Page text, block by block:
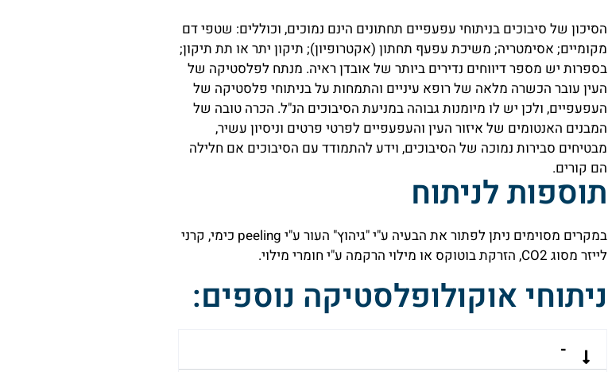
הסיכון של סיבוכים בניתוחי עפעפיים תחתונים הינם נמוכים, וכוללים: שטפי דם
מקומיים; אסימטריה; משיכת עפעף תחתון (אקטרופיון); תיקון יתר או תת תיקון;
בספרות יש מספר דיווחים נדירים ביותר של אובדן ראיה. מנתח לפלסטיקה של
העין עובר הכשרה מלאה של רופא עיניים והתמחות על בניתוחי פלסטיקה של
העפעפיים, ולכן יש לו מיומנות גבוהה במניעת הסיבוכים הנ"ל. הכרה טובה של
המבנים האנטומים של איזור העין והעפעפיים לפרטי פרטים וניסיון עשיר,
מבטיחים סבירות נמוכה של הסיבוכים, וידע להתמודד עם הסיבוכים אם חלילה
הם קורים.
תוספות לניתוח
במקרים מסוימים ניתן לפתור את הבעיה ע"י "גיהוץ" העור ע"י peeling כימי, קרני
לייזר מסוג CO2, הזרקת בוטוקס או מילוי הרקמה ע"י חומרי מילוי.
ניתוחי אוקולופלסטיקה נוספים:
-